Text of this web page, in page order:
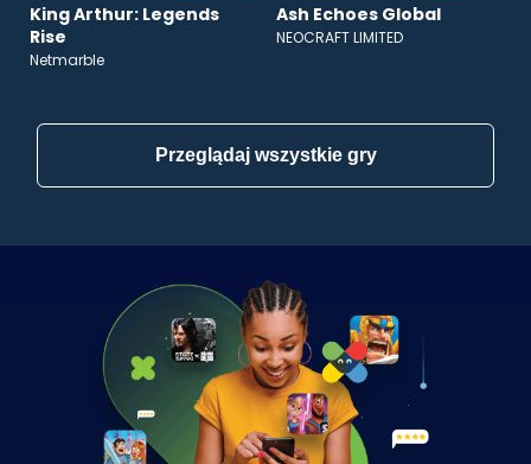
King Arthur: Legends
Rise
Netmarble
Ash Echoes Global
NEOCRAFT LIMITED
Przeglądaj wszystkie gry